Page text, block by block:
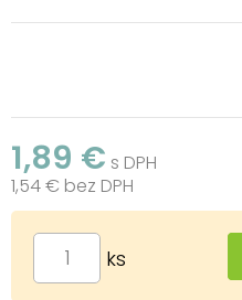
1,89 € s DPH
1,54 € bez DPH
ks